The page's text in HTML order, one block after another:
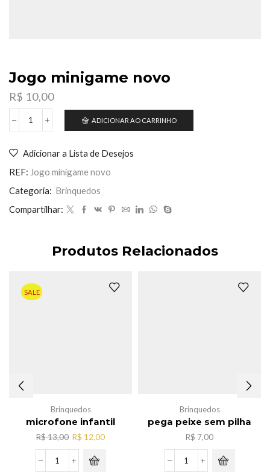
Jogo minigame novo
R$ 10,00
Jogo
quantidade
ADICIONAR AO CARRINHO
Adicionar a Lista de Desejos
REF: Jogo minigame novo
Categoria: Brinquedos
Compartilhar:
Produtos Relacionados
SALE
Brinquedos
microfone infantil
R$13,00 O
preço
original
era:
R$ 12,00O
microfone
Brinquedos
pega peixe sem pilha
R$ 7,00
pega